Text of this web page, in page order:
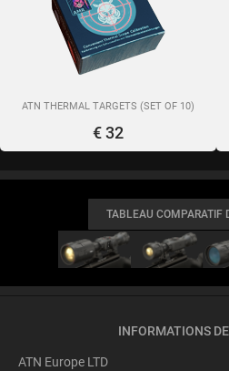
ATN THERMAL TARGETS (SET OF 10)
€ 32
TABLEAU COMPARATIF
INFORMATIONS
ATN Europe LTD